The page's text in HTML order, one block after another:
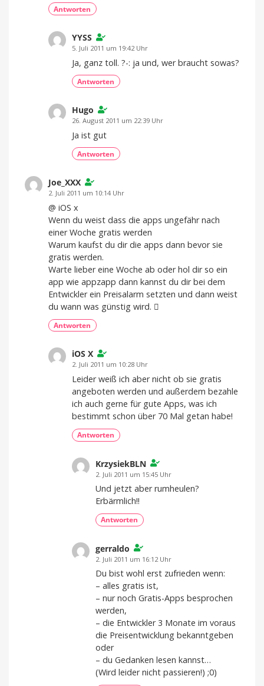
Antworten
YYSS
5. Juli 2011 um 19:42 Uhr
Ja, ganz toll. ?-: ja und, wer braucht sowas?
Antworten
Hugo
26. August 2011 um 22:39 Uhr
Ja ist gut
Antworten
Joe_XXX
2. Juli 2011 um 10:14 Uhr
@ iOS x
Wenn du weist dass die apps ungefähr nach
einer Woche gratis werden
Warum kaufst du dir die apps dann bevor sie
gratis werden.
Warte lieber eine Woche ab oder hol dir so ein
app wie appzapp dann kannst du dir bei dem
Entwickler ein Preisalarm setzten und dann weist
du wann was günstig wird. 
Antworten
iOS X
2. Juli 2011 um 10:28 Uhr
Leider weiß ich aber nicht ob sie gratis
angeboten werden und außerdem bezahle
ich auch gerne für gute Apps, was ich
bestimmt schon über 70 Mal getan habe!
Antworten
KrzysiekBLN
2. Juli 2011 um 15:45 Uhr
Und jetzt aber rumheulen?
Erbärmlich!!
Antworten
gerraldo
2. Juli 2011 um 16:12 Uhr
Du bist wohl erst zufrieden wenn:
– alles gratis ist,
– nur noch Gratis-Apps besprochen
werden,
– die Entwickler 3 Monate im voraus
die Preisentwicklung bekanntgeben
oder
– du Gedanken lesen kannst…
(Wird leider nicht passieren!) ;0)